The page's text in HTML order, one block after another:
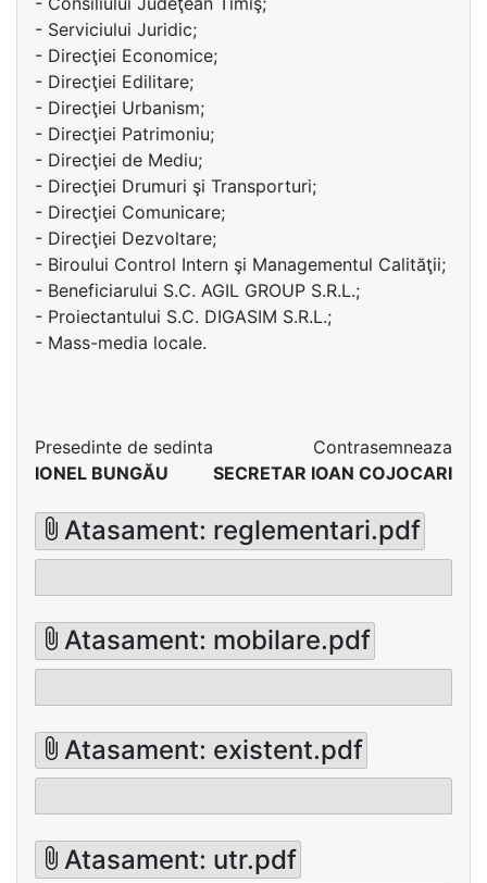
- Serviciului Juridic;
- Direcţiei Economice;
- Direcţiei Edilitare;
- Direcţiei Urbanism;
- Direcţiei Patrimoniu;
- Direcţiei de Mediu;
- Direcţiei Drumuri şi Transporturi;
- Direcţiei Comunicare;
- Direcţiei Dezvoltare;
- Biroului Control Intern şi Managementul Calităţii;
- Beneficiarului S.C. AGIL GROUP S.R.L.;
- Proiectantului S.C. DIGASIM S.R.L.;
- Mass-media locale.
Presedinte de sedinta
IONEL BUNGĂU
Contrasemneaza
SECRETAR IOAN COJOCARI
Atasament: reglementari.pdf
Atasament: mobilare.pdf
Atasament: existent.pdf
Atasament: utr.pdf